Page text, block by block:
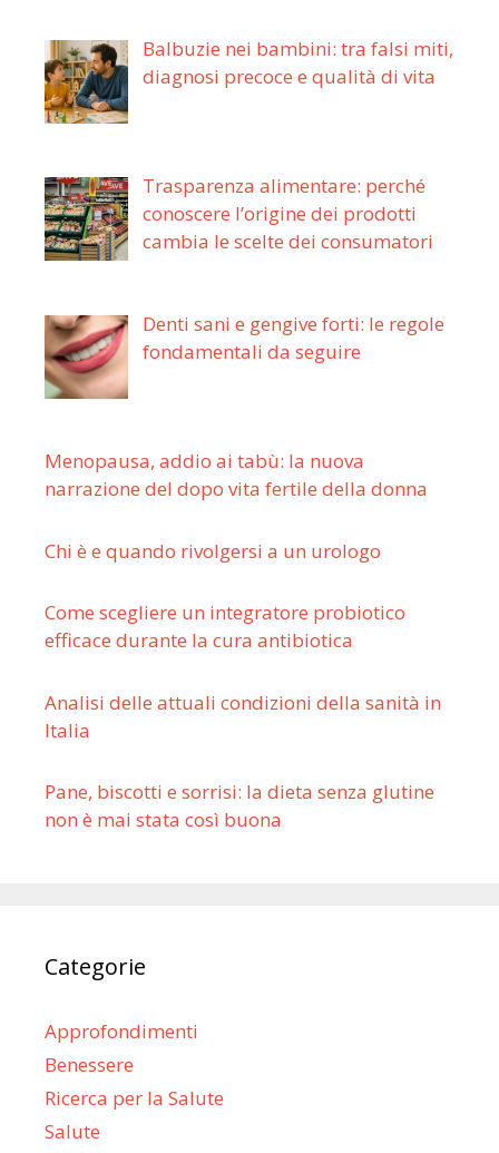
Balbuzie nei bambini: tra falsi miti,
diagnosi precoce e qualità di vita
Trasparenza alimentare: perché
conoscere l’origine dei prodotti
cambia le scelte dei consumatori
Denti sani e gengive forti: le regole
fondamentali da seguire
Menopausa, addio ai tabù: la nuova
narrazione del dopo vita fertile della donna
Chi è e quando rivolgersi a un urologo
Come scegliere un integratore probiotico
efficace durante la cura antibiotica
Analisi delle attuali condizioni della sanità in
Italia
Pane, biscotti e sorrisi: la dieta senza glutine
non è mai stata così buona
Categorie
Approfondimenti
Benessere
Ricerca per la Salute
Salute